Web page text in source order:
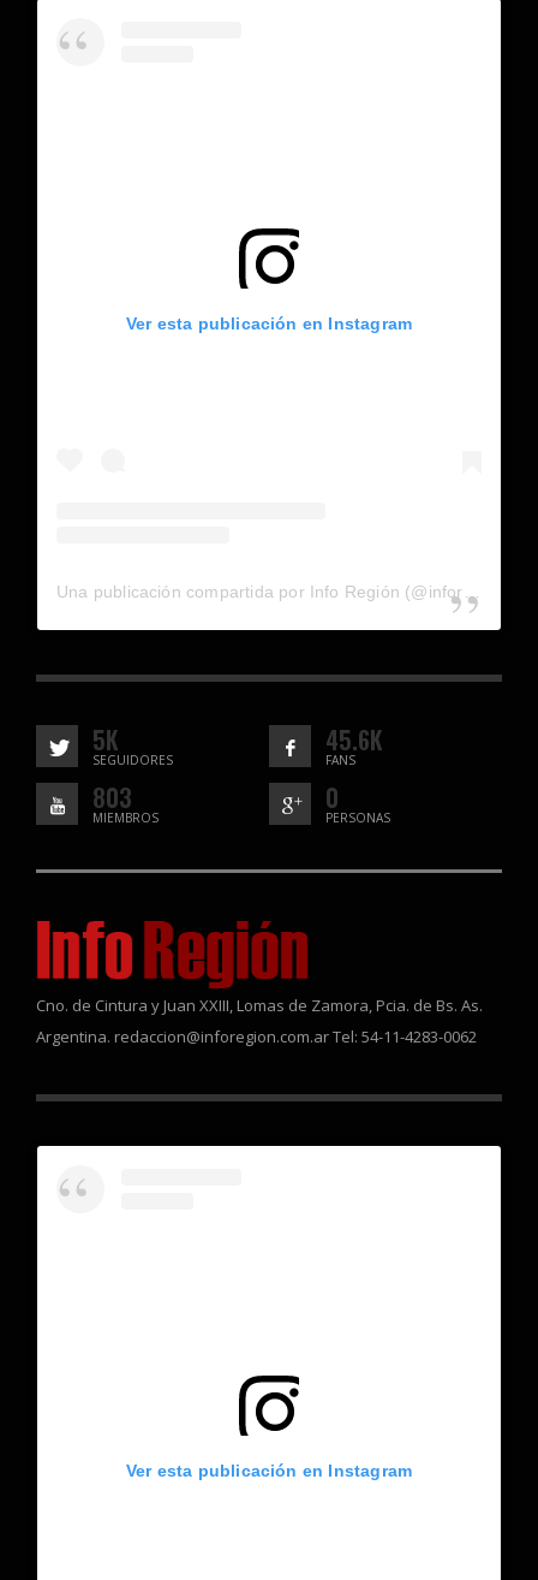
Ver esta publicación en Instagram
5K
SEGUIDORES
45.6K
FANS
803
MIEMBROS
0
PERSONAS
Cno. de Cintura y Juan XXIII, Lomas de Zamora, Pcia. de Bs. As.
Argentina. redaccion@inforegion.com.ar Tel: 54-11-4283-0062
Ver esta publicación en Instagram